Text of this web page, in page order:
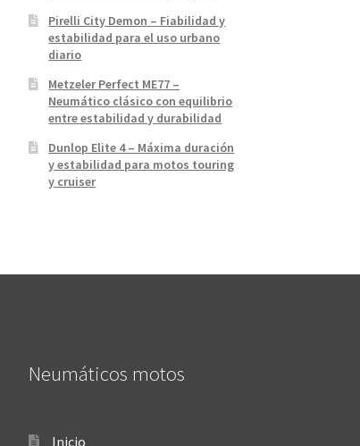
Pirelli City Demon – Fiabilidad y
estabilidad para el uso urbano
diario
Metzeler Perfect ME77 –
Neumático clásico con equilibrio
entre estabilidad y durabilidad
Dunlop Elite 4 – Máxima duración
y estabilidad para motos touring
y cruiser
Neumáticos motos
Inicio